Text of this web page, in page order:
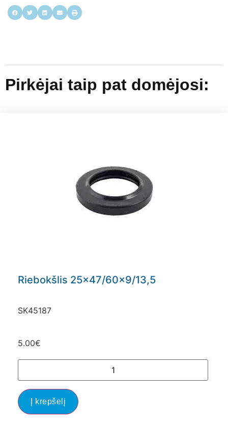
Pirkėjai taip pat domėjosi:
Riebokšlis 25×47/60×9/13,5
SK45187
5.00€
Į krepšelį